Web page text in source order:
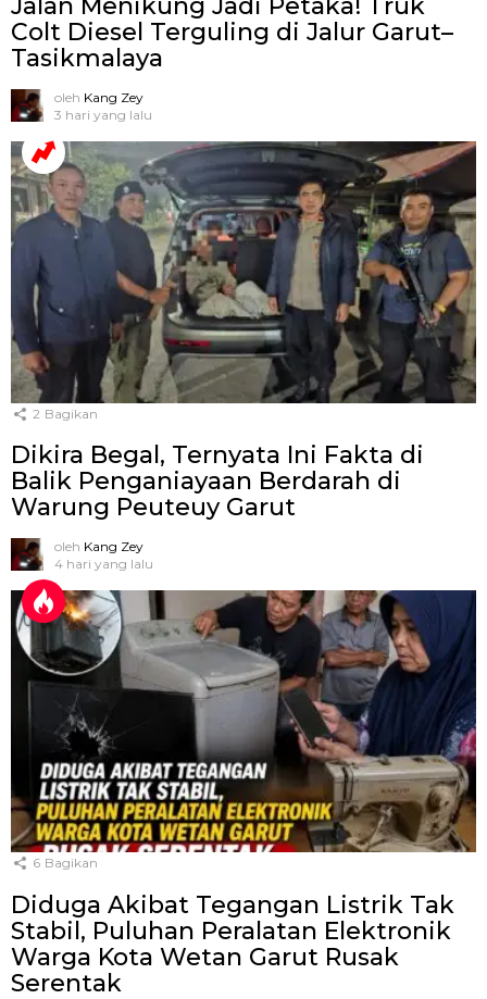
Colt Diesel Terguling di Jalur Garut–
Tasikmalaya
oleh Kang Zey
3 hari yang lalu
2 Bagikan
Dikira Begal, Ternyata Ini Fakta di
Balik Penganiayaan Berdarah di
Warung Peuteuy Garut
oleh Kang Zey
4 hari yang lalu
6 Bagikan
Diduga Akibat Tegangan Listrik Tak
Stabil, Puluhan Peralatan Elektronik
Warga Kota Wetan Garut Rusak
Serentak